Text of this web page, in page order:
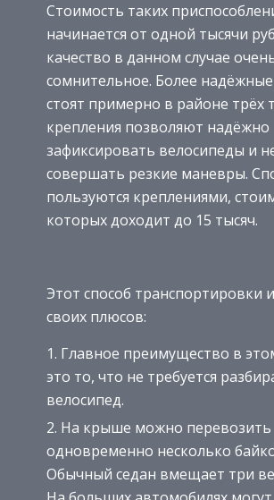
Стоимость таких
начинается от одной тысячи
качество в данном случае
сомнительное. Более
стоят примерно в районе трёх
крепления позволяют надёжно
зафиксировать велосипеды и
совершать резкие маневры.
пользуются креплениями,
которых доходит до 15 тысяч.
Этот способ транспортировки
своих плюсов:
Главное преимущество в
это то, что не требуется
велосипед.
На крыше можно перевозить
одновременно несколько
Обычный седан вмещает три